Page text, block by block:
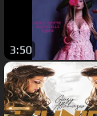
3:50